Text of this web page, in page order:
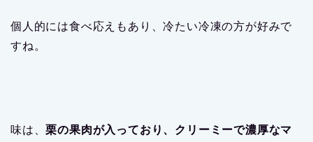
個人的には食べ応えもあり、冷たい冷凍の方が好みで
すね。
味は、栗の果肉が入っており、クリーミーで濃厚なマ